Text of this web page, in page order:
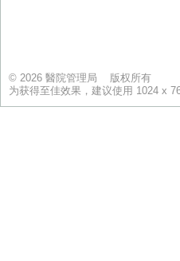
© 2026 醫院管理局 版权所有
为获得至佳效果，建议使用 1024 x